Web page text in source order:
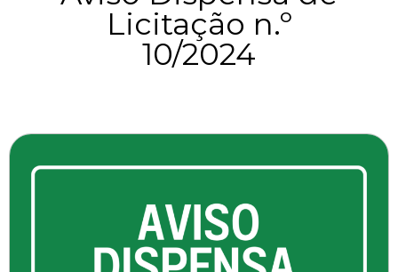
Licitação n.º
10/2024